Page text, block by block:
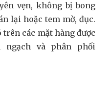
vẹn, không bị bong
lại hoặc tem mờ, đục.
trên các mặt hàng được
ngạch và phân phối